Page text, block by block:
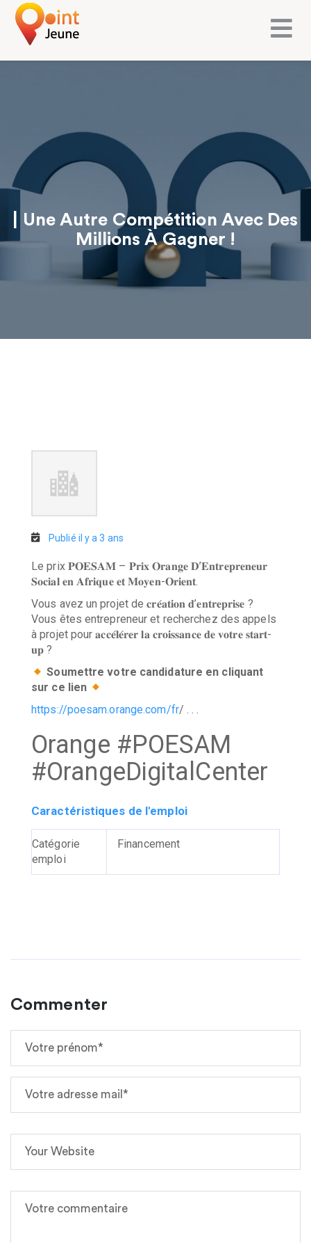
| Une Autre Compétition Avec Des
Millions À Gagner !
Publié il y a 3 ans
Le prix 𝐏𝐎𝐄𝐒𝐀𝐌 – 𝐏𝐫𝐢𝐱 𝐎𝐫𝐚𝐧𝐠𝐞 𝐃’𝐄𝐧𝐭𝐫𝐞𝐩𝐫𝐞𝐧𝐞𝐮𝐫
𝐒𝐨𝐜𝐢𝐚𝐥 𝐞𝐧 𝐀𝐟𝐫𝐢𝐪𝐮𝐞 𝐞𝐭 𝐌𝐨𝐲𝐞𝐧-𝐎𝐫𝐢𝐞𝐧𝐭.
Vous avez un projet de 𝐜𝐫𝐞́𝐚𝐭𝐢𝐨𝐧 𝐝’𝐞𝐧𝐭𝐫𝐞𝐩𝐫𝐢𝐬𝐞 ?
Vous êtes entrepreneur et recherchez des appels
à projet pour 𝐚𝐜𝐜𝐞́𝐥𝐞́𝐫𝐞𝐫 𝐥𝐚 𝐜𝐫𝐨𝐢𝐬𝐬𝐚𝐧𝐜𝐞 𝐝𝐞 𝐯𝐨𝐭𝐫𝐞 𝐬𝐭𝐚𝐫𝐭-
𝐮𝐩 ?
Soumettre votre candidature en cliquant
sur ce lien
https://poesam.orange.com/fr/ . . .
Orange #POESAM
#OrangeDigitalCenter
Caractéristiques de l'emploi
Catégorie
emploi
Financement
Commenter